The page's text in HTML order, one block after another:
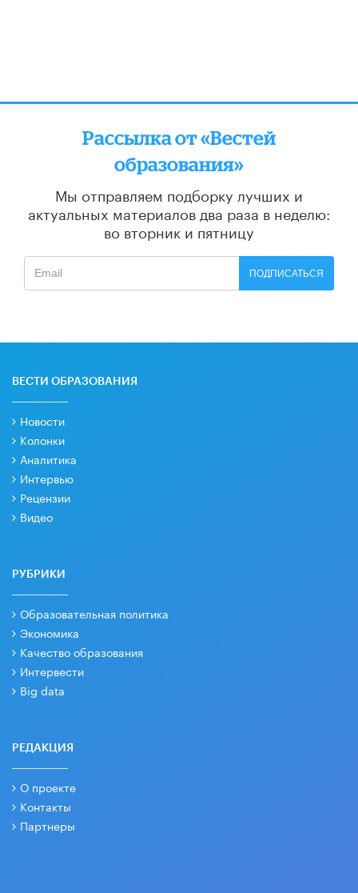
Рассылка от «Вестей
образования»
Мы отправляем подборку лучших и
актуальных материалов два раза в неделю:
во вторник и пятницу
ПОДПИСАТЬСЯ
ВЕСТИ ОБРАЗОВАНИЯ
Новости
Колонки
Аналитика
Интервью
Рецензии
Видео
РУБРИКИ
Образовательная политика
Экономика
Качество образования
Интервести
Big data
РЕДАКЦИЯ
О проекте
Контакты
Партнеры